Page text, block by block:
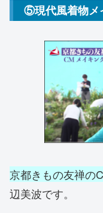
⑤現代風着物メ
京都きもの友禅の
辺美波です。